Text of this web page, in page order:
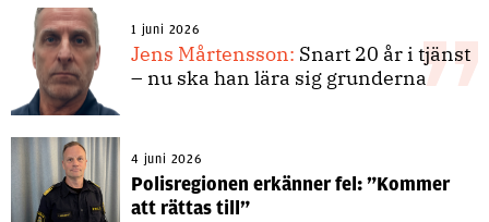
1 juni 2026
Jens Mårtensson: Snart 20 år i tjänst
– nu ska han lära sig grunderna
4 juni 2026
Polisregionen erkänner fel: ”Kommer
att rättas till”